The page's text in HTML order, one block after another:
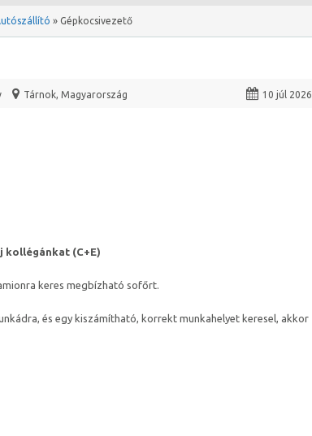
» Gépkocsivezető
Tárnok, Magyarország 10 júl 2026
(C+E)
keres megbízható sofőrt.
és egy kiszámítható, korrekt munkahelyet keresel, akkor